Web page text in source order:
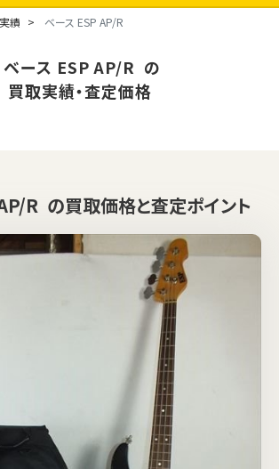
績 ベース ESP AP/R
ベース ESP AP/R の
買取実績・査定価格
R の買取価格と査定ポイント